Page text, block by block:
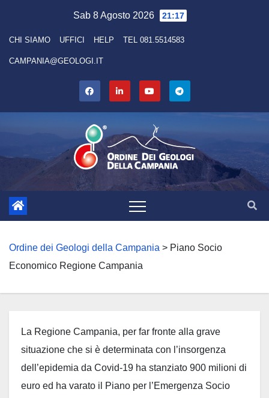
content
Sab 8 Agosto 2026 21:17
CHI SIAMO UFFICI HELP TEL 081.5514583
CAMPANIA@GEOLOGI.IT
Ordine dei Geologi della Campania > Piano Socio
Economico Regione Campania
La Regione Campania, per far fronte alla grave
situazione che si è determinata con l’insorgenza
dell’epidemia da Covid-19 ha stanziato 900 milioni di
euro ed ha varato il Piano per l’Emergenza Socio